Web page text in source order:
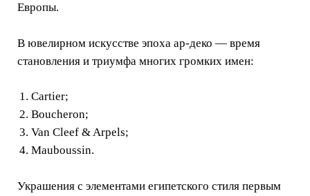
Европы.
В ювелирном искусстве эпоха ар-деко — время
становления и триумфа многих громких имен:
Cartier;
Boucheron;
Van Cleef & Arpels;
Mauboussin.
Украшения с элементами египетского стиля первым